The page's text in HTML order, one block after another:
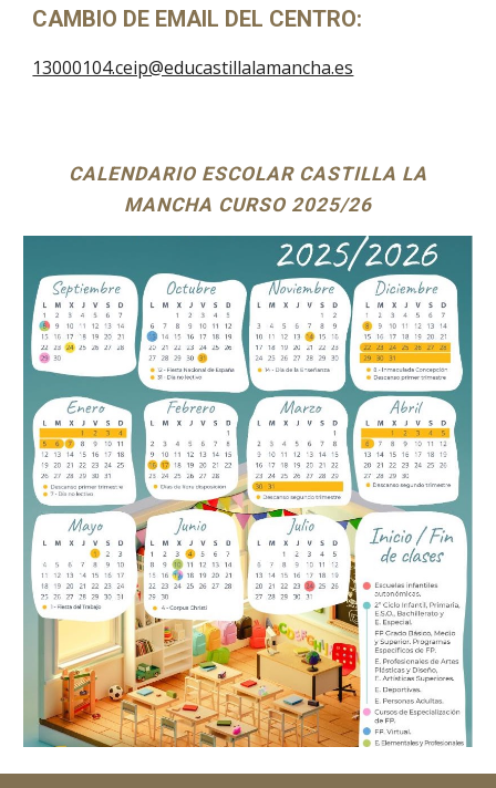
CAMBIO DE EMAIL DEL CENTRO:
13000104.ceip@educastillalamancha.es
CALENDARIO ESCOLAR CASTILLA LA
MANCHA CURSO 2025/26